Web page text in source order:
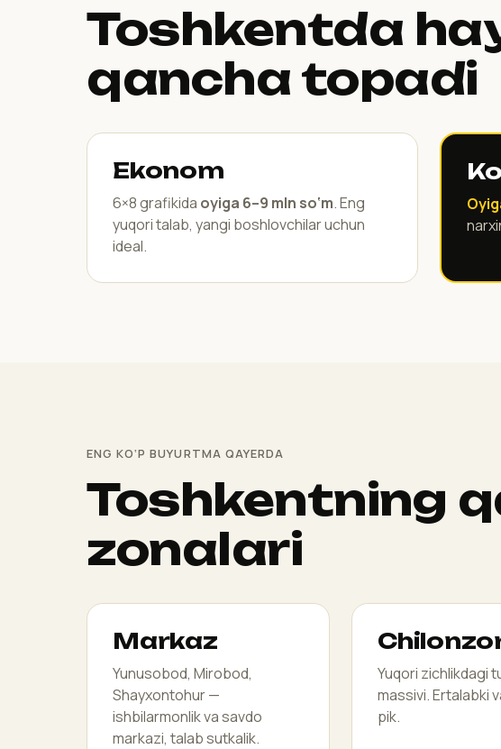
Toshkentda
qancha topadi
Ekonom
6×8 grafikida oyiga 6–9 mln so‘m. Eng
yuqori talab, yangi boshlovchilar uchun
ideal.
ENG KO‘P BUYURTMA QAYERDA
Toshkentning
zonalari
Markaz
Yunusobod, Mirobod,
Shayxontohur —
ishbilarmonlik va savdo
markazi, talab sutkalik.
Yuqori zichlikdagi
massivi. Ertalabki
pik.